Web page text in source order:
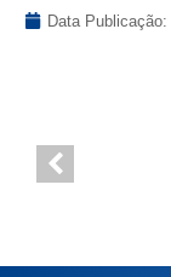
Data Publicação: